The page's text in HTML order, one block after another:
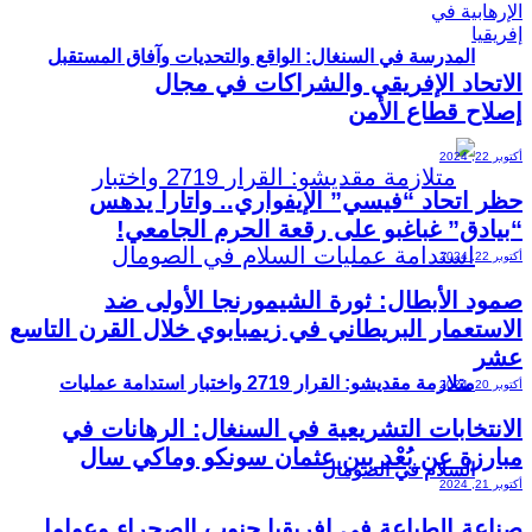
المدرسة في السنغال: الواقع والتحديات وآفاق المستقبل
متلازمة مقديشو: القرار 2719 واختبار استدامة عمليات
السلام في الصومال
الاتحاد الإفريقي والشراكات في مجال
إصلاح قطاع الأمن
أكتوبر 22, 2024
حظر اتحاد “فيسي” الإيفواري.. واتارا يدهس
“بيادق” غباغبو على رقعة الحرم الجامعي!
أكتوبر 22, 2024
صمود الأبطال: ثورة الشيمورنجا الأولى ضد
الاستعمار البريطاني في زيمبابوي خلال القرن التاسع
عشر
أكتوبر 20, 2024
الانتخابات التشريعية في السنغال: الرهانات في
مبارزة عن بُعْد بين عثمان سونكو وماكي سال
أكتوبر 21, 2024